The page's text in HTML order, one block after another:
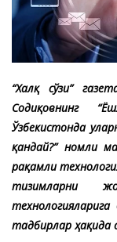
“Халқ сўзи”
Содиқовнинг
Ўзбекистонда
қандай?” номли
рақамли
тизимларни
тадбирлар ҳақида